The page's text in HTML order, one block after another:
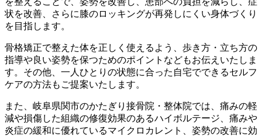
状を改善、さらに膝のロッキングが再発しにくい身体づくり
を目指します。
骨格矯正で整えた体を正しく使えるよう、歩き方・立ち方の
指導や良い姿勢を保つためのポイントなどもお伝えいたしま
す。その他、一人ひとりの状態に合った自宅でできるセルフ
ケアの方法もご提案いたします。
また、岐阜県関市のかたぎり接骨院・整体院では、痛みの軽
減や損傷した組織の修復効果のあるハイボルテージ、痛みや
炎症の緩和に優れているマイクロカレント、姿勢の改善に効